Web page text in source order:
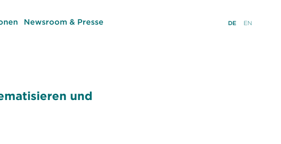
Newsroom & Presse DE EN
und